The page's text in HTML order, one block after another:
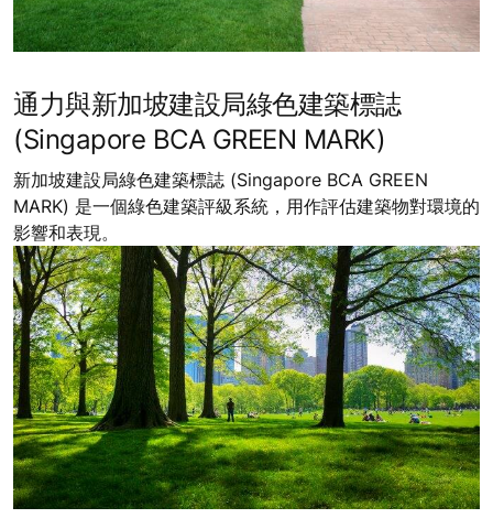
通力與新加坡建設局綠色建築標誌
(Singapore BCA GREEN MARK)
新加坡建設局綠色建築標誌 (Singapore BCA GREEN
MARK) 是一個綠色建築評級系統，用作評估建築物對環境的
影響和表現。